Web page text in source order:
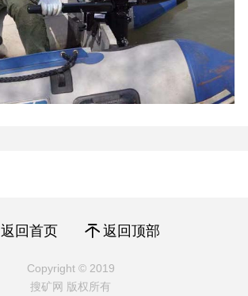
返回首页 返回顶部
Copyright © 2019
搜矿网 版权所有